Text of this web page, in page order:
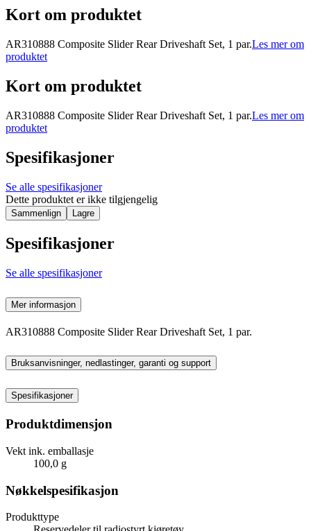
Kort om produktet
AR310888 Composite Slider Rear Driveshaft Set, 1 par.Les mer om
produktet
Kort om produktet
AR310888 Composite Slider Rear Driveshaft Set, 1 par.Les mer om
produktet
Spesifikasjoner
Se alle spesifikasjoner
Dette produktet er ikke tilgjengelig
Sammenlign Lagre
Spesifikasjoner
Se alle spesifikasjoner
Mer informasjon
AR310888 Composite Slider Rear Driveshaft Set, 1 par.
Bruksanvisninger, nedlastinger, garanti og support
Spesifikasjoner
Produktdimensjon
Vekt ink. emballasje
100,0 g
Nøkkelspesifikasjon
Produkttype